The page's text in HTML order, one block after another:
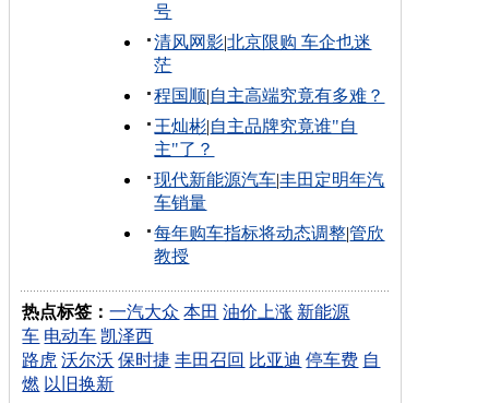
号
清风网影|北京限购 车企也迷
茫
程国顺|自主高端究竟有多难？
王灿彬|自主品牌究竟谁"自
主"了？
现代新能源汽车|丰田定明年汽
车销量
每年购车指标将动态调整|管欣
教授
热点标签：一汽大众 本田 油价上涨 新能源
车 电动车 凯泽西
路虎 沃尔沃 保时捷 丰田召回 比亚迪 停车费 自
燃 以旧换新